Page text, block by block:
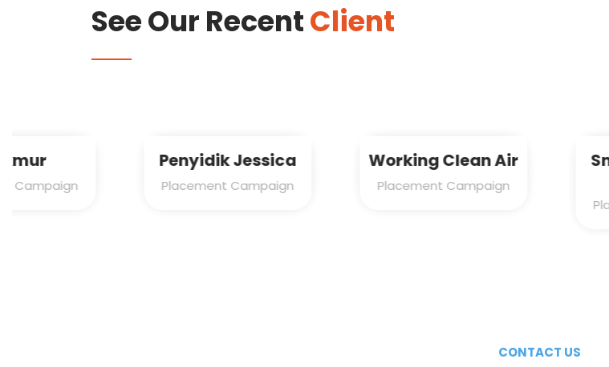
See Our RecentClient
Penyidik Jessica
Placement Campaign
Working Clean Air
Placement Campaign
Smart Shopping
Placement Campaign
CONTACT US